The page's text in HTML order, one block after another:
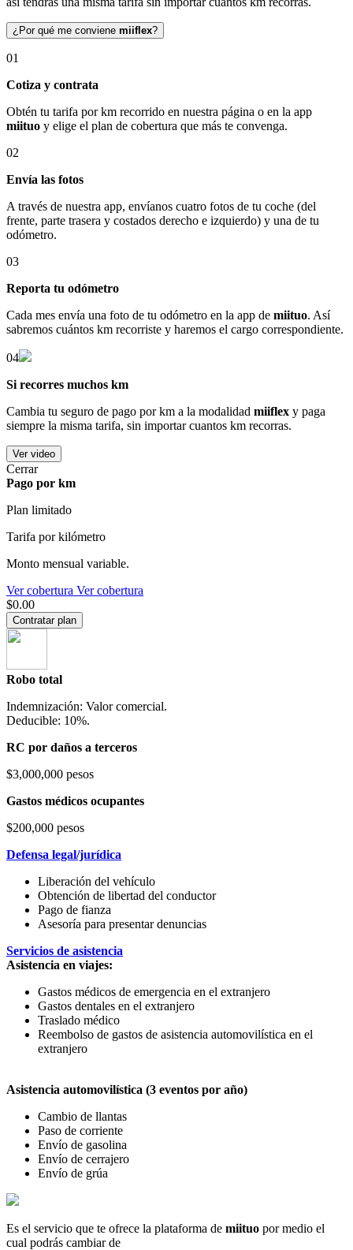
¿Por qué me conviene miiflex?
01
Cotiza y contrata
Obtén tu tarifa por km recorrido en nuestra página o en la app
miituo y elige el plan de cobertura que más te convenga.
02
Envía las fotos
A través de nuestra app, envíanos cuatro fotos de tu coche (del
frente, parte trasera y costados derecho e izquierdo) y una de tu
odómetro.
03
Reporta tu odómetro
Cada mes envía una foto de tu odómetro en la app de miituo. Así
sabremos cuántos km recorriste y haremos el cargo correspondiente.
04
Si recorres muchos km
Cambia tu seguro de pago por km a la modalidad miiflex y paga
siempre la misma tarifa, sin importar cuantos km recorras.
Ver video
Cerrar
Pago por km
Plan limitado
Tarifa por kilómetro
Monto mensual variable.
Ver cobertura Ver cobertura
$0.00
Contratar plan
Robo total
Indemnización: Valor comercial.
Deducible: 10%.
RC por daños a terceros
$3,000,000 pesos
Gastos médicos ocupantes
$200,000 pesos
Defensa legal/jurídica
Liberación del vehículo
Obtención de libertad del conductor
Pago de fianza
Asesoría para presentar denuncias
Servicios de asistencia
Asistencia en viajes:
Gastos médicos de emergencia en el extranjero
Gastos dentales en el extranjero
Traslado médico
Reembolso de gastos de asistencia automovilística en el
extranjero
Asistencia automovilística (3 eventos por año)
Cambio de llantas
Paso de corriente
Envío de gasolina
Envío de cerrajero
Envío de grúa
Es el servicio que te ofrece la plataforma de miituo por medio el
cual podrás cambiar de